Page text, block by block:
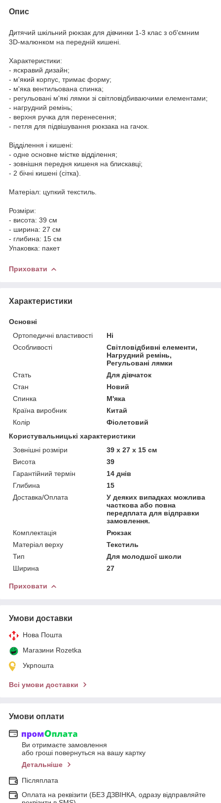
Опис
Дитячий шкільний рюкзак для дівчинки 1-3 клас з об'ємним
3D-малюнком на передній кишені.
Характеристики:
- яскравий дизайн;
- м'який корпус, тримає форму;
- м'яка вентильована спинка;
- регульовані м'які лямки зі світловідбиваючими елементами;
- нагрудний ремінь;
- верхня ручка для перенесення;
- петля для підвішування рюкзака на гачок.
Відділення і кишені:
- одне основне містке відділення;
- зовнішня передня кишеня на блискавці;
- 2 бічні кишені (сітка).
Матеріал: цупкий текстиль.
Розміри:
- висота: 39 см
- ширина: 27 см
- глибина: 15 см
Упаковка: пакет
Приховати
Характеристики
Основні
Ортопедичні властивості
Ні
Особливості
Світловідбивні елементи,
Нагрудний ремінь,
Регульовані лямки
Стать
Для дівчаток
Стан
Новий
Спинка
М'яка
Країна виробник
Китай
Колір
Фіолетовий
Користувальницькі характеристики
Зовнішні розміри
39 х 27 х 15 см
Висота
39
Гарантійний термін
14 днів
Глибина
15
Доставка/Оплата
У деяких випадках можлива
часткова або повна
передплата для відправки
замовлення.
Комплектація
Рюкзак
Матеріал верху
Текстиль
Тип
Для молодшої школи
Ширина
27
Приховати
Умови доставки
Нова Пошта
Магазини Rozetka
Укрпошта
Всі умови доставки
Умови оплати
Ви отримаєте замовлення
або гроші повернуться на вашу картку
Детальніше
Післяплата
Оплата на реквізити (БЕЗ ДЗВІНКА, одразу відправляйте